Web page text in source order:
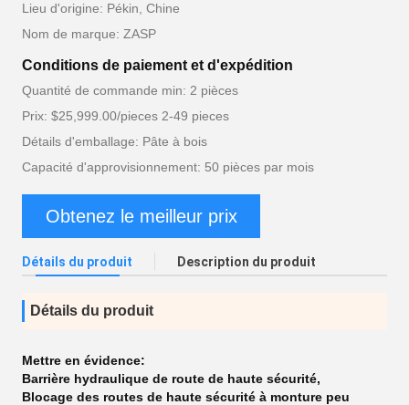
Lieu d'origine: Pékin, Chine
Nom de marque: ZASP
Conditions de paiement et d'expédition
Quantité de commande min: 2 pièces
Prix: $25,999.00/pieces 2-49 pieces
Détails d'emballage: Pâte à bois
Capacité d'approvisionnement: 50 pièces par mois
Obtenez le meilleur prix
Détails du produit Description du produit
Détails du produit
Mettre en évidence:
Barrière hydraulique de route de haute sécurité,
Blocage des routes de haute sécurité à monture peu